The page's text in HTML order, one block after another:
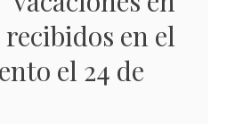
en el
el 24 de